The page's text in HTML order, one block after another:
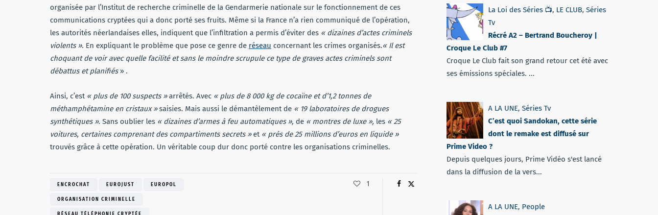
organisée par l’Institut de recherche criminelle de la Gendarmerie nationale sur le fonctionnement de ces
communications cryptées qui a donc porté ses fruits. Même si la France n’a rien communiqué de l’opération,
les autorités néerlandaises elles, indiquent que l’infiltration a permis d’éviter des « dizaines d’actes criminels
violents ». En expliquant le problème que pose ce genre de réseau concernant les crimes organisés.« Il est
choquant de voir avec quelle facilité et sans le moindre scrupule ce type de graves actes criminels sont
débattus et planifiés» .
Ainsi, c’est « plus de 100 suspects »arrêtés. Avec « plus de 8 000 kg de cocaïne et d’1,2 tonnes de
méthamphétamine en cristaux »saisies. Mais aussi le démantèlement de « 19 laboratoires de drogues
synthétiques ». Sans oublier les « dizaines d’armes à feu automatiques », de « montres de luxe », les « 25
voitures, certaines comprenant des compartiments secrets »et« près de 25 millions d’euros en liquide »
trouvés grâce à cette opération. Un véritable coup dur donc porté contre les organisations criminelles.
ENCROCHAT EUROJUST EUROPOL
ORGANISATION CRIMINELLE
1
La Loi des Séries 📺, LE CLUB, Séries
Tv
Récré A2 – Bertrand Boucheroy |
Croque Le Club #7
Croque Le Club fait son grand retour cet été avec
ses émissions spéciales. ...
A LA UNE, Séries Tv
C’est quoi Sandokan, cette série
dont le remake est diffusé sur
Prime Video ?
Depuis quelques jours, Prime Vidéo s'est lancé
dans la diffusion de la vers...
A LA UNE, People